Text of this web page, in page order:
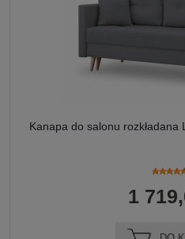
Kanapa do salonu rozkładana
1